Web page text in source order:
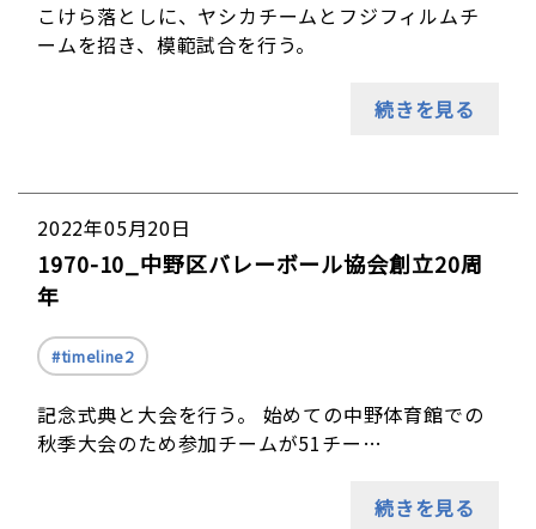
こけら落としに、ヤシカチームとフジフィルムチ
ームを招き、模範試合を行う。
続きを見る
2022年05月20日
1970-10_中野区バレーボール協会創立20周
年
timeline2
記念式典と大会を行う。 始めての中野体育館での
秋季大会のため参加チームが51チー…
続きを見る